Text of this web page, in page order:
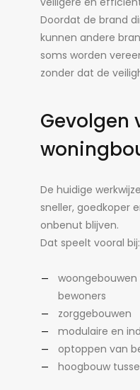
Doordat de brand
kunnen andere
soms worden
zonder dat de
Gevolgen
De huidige
sneller, goedkoper
onbenut blijven.
Dat speelt vooral bij:
bewoners
zorggebouwen
modulaire en
optoppen van
hoogbouw